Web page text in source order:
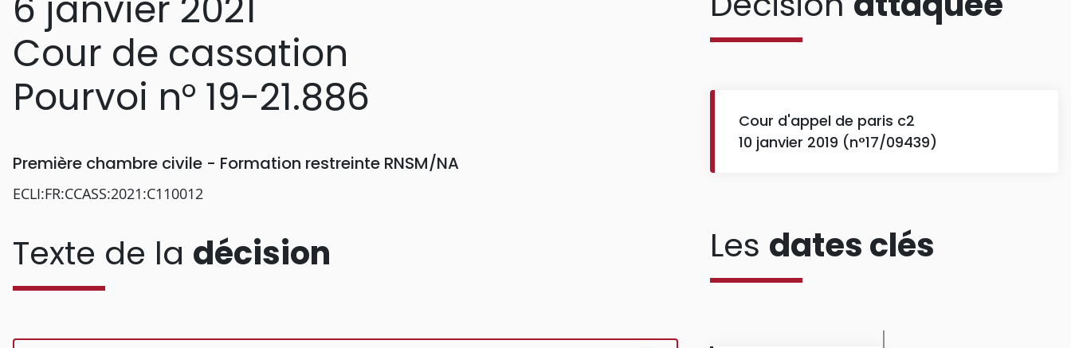
Cour de cassation
Pourvoi n° 19-21.886
Première chambre civile - Formation restreinte RNSM/NA
ECLI:FR:CCASS:2021:C110012
Texte de la décision
Cour d'appel de paris c2
10 janvier 2019 (n°17/09439)
Les dates clés